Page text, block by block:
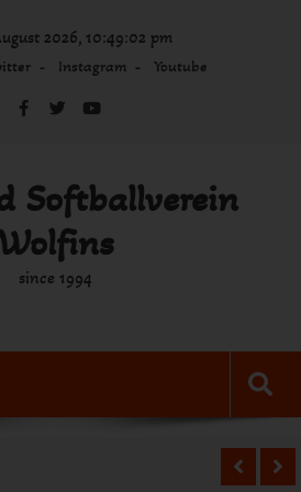
2026, 10:49:02 pm
Instagram Youtube
Softballverein
since 1994